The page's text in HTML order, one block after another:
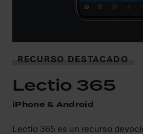
RECURSO DESTACADO
Lectio 365
iPhone & Android
Lectio 365 es un recurso